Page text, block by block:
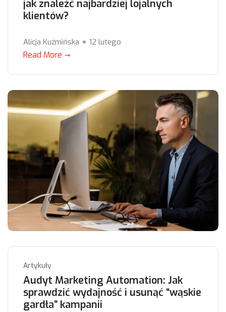
jak znaleźć najbardziej lojalnych
klientów?
Alicja Kuźmińska 12 lutego
Read More
Artykuły
Audyt Marketing Automation: Jak
sprawdzić wydajność i usunąć “wąskie
gardła” kampanii